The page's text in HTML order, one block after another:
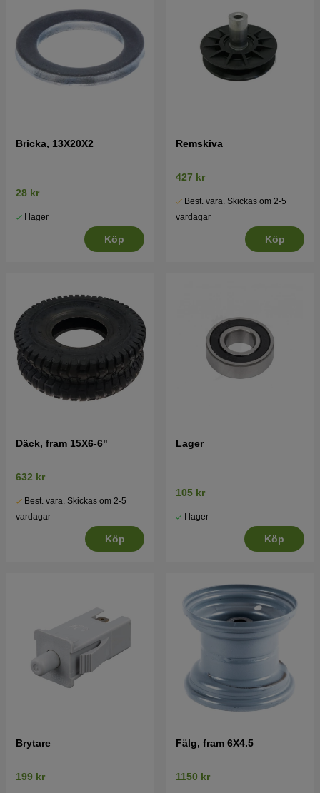
Bricka, 13X20X2
28 kr
I lager
Köp
Remskiva
427 kr
Best. vara. Skickas om 2-5
vardagar
Köp
Däck, fram 15X6-6"
632 kr
Best. vara. Skickas om 2-5
vardagar
Köp
Lager
105 kr
I lager
Köp
Brytare
199 kr
Fälg, fram 6X4.5
1150 kr